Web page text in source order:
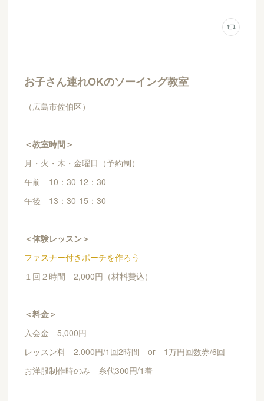
お子さん連れOKのソーイング教室
（広島市佐伯区）
＜教室時間＞
月・火・木・金曜日（予約制）
午前 10：30-12：30
午後 13：30-15：30
＜体験レッスン＞
ファスナー付きポーチを作ろう
１回２時間 2,000円（材料費込）
＜料金＞
入会金 5,000円
レッスン料 2,000円/1回2時間 or 1万円回数券/6回
お洋服制作時のみ 糸代300円/1着